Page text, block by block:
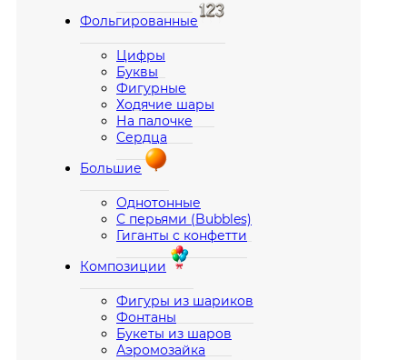
Фольгированные
Цифры
Буквы
Фигурные
Ходячие шары
На палочке
Сердца
Большие
Однотонные
С перьями (Bubbles)
Гиганты с конфетти
Композиции
Фигуры из шариков
Фонтаны
Букеты из шаров
Аэромозайка